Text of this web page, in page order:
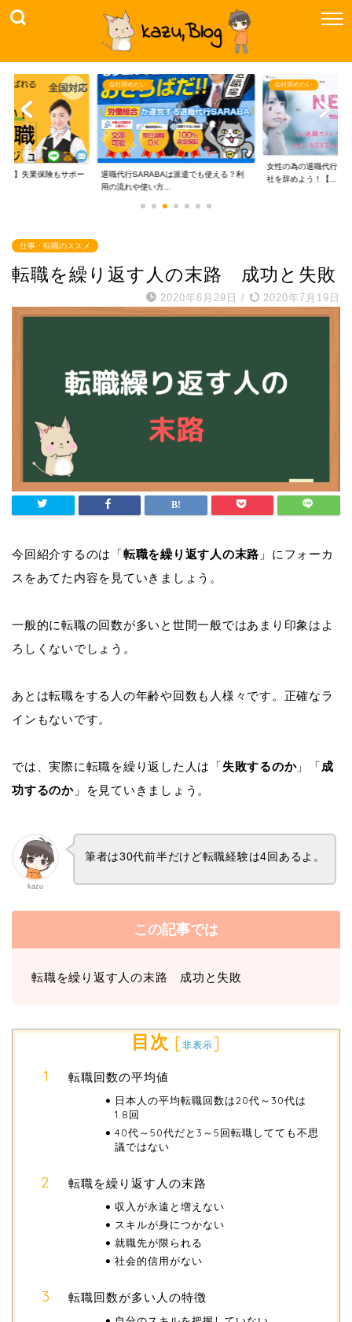
ュ】失業保険もサポー
会社辞めたい
退職代行SARABAは派遣でも使える？利
用の流れや使い方...
会社辞めたい
女性の為の退職代行【
社を辞めよう！【...
仕事・転職のススメ
転職を繰り返す人の末路 成功と失敗
2020年6月29日 / 2020年7月19日
今回紹介するのは「転職を繰り返す人の末路 」にフォーカ
スをあてた内容を見ていきましょう。
一般的に転職の回数が多いと世間一般ではあまり印象はよ
ろしくないでしょう。
あとは転職をする人の年齢や回数も人様々です。正確なラ
インもないです。
では、実際に転職を繰り返した人は「失敗するのか」「成
功するのか」を見ていきましょう。
kazu
筆者は30代前半だけど転職経験は4回あるよ。
この記事では
転職を繰り返す人の末路 成功と失敗
目次 [非表示]
転職回数の平均値
日本人の平均転職回数は20代～30代は
1.8回
40代～50代だと3～5回転職してても不思
議ではない
転職を繰り返す人の末路
収入が永遠と増えない
スキルが身につかない
就職先が限られる
社会的信用がない
転職回数が多い人の特徴